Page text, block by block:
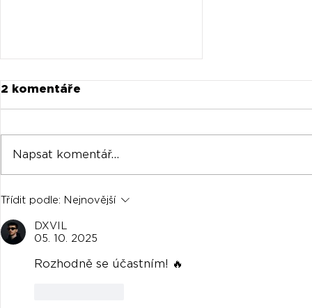
housemagazine.cz DJ
hard techno eventu v
OXu.
2 komentáře
Napsat komentář...
Třídit podle: Nejnovější
DXVIL
05. 10. 2025
Rozhodně se účastním! 🔥